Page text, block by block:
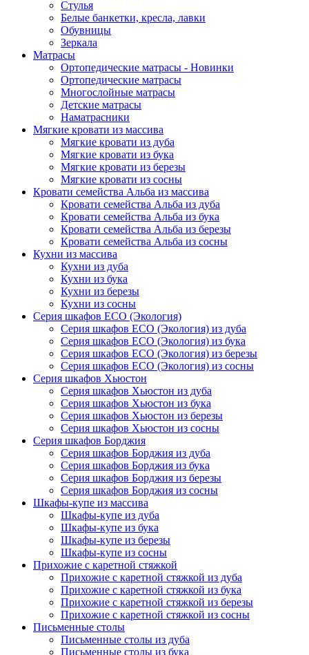
Стулья
Белые банкетки, кресла, лавки
Обувницы
Зеркала
Матрасы
Ортопедические матрасы - Новинки
Ортопедические матрасы
Многослойные матрасы
Детские матрасы
Наматрасники
Мягкие кровати из массива
Мягкие кровати из дуба
Мягкие кровати из бука
Мягкие кровати из березы
Мягкие кровати из сосны
Кровати семейства Альба из массива
Кровати семейства Альба из дуба
Кровати семейства Альба из бука
Кровати семейства Альба из березы
Кровати семейства Альба из сосны
Кухни из массива
Кухни из дуба
Кухни из бука
Кухни из березы
Кухни из сосны
Серия шкафов ECO (Экология)
Серия шкафов ECO (Экология) из дуба
Серия шкафов ECO (Экология) из бука
Серия шкафов ECO (Экология) из березы
Серия шкафов ECO (Экология) из сосны
Серия шкафов Хьюстон
Серия шкафов Хьюстон из дуба
Серия шкафов Хьюстон из бука
Серия шкафов Хьюстон из березы
Серия шкафов Хьюстон из сосны
Серия шкафов Борджия
Серия шкафов Борджия из дуба
Серия шкафов Борджия из бука
Серия шкафов Борджия из березы
Серия шкафов Борджия из сосны
Шкафы-купе из массива
Шкафы-купе из дуба
Шкафы-купе из бука
Шкафы-купе из березы
Шкафы-купе из сосны
Прихожие с каретной стяжкой
Прихожие с каретной стяжкой из дуба
Прихожие с каретной стяжкой из бука
Прихожие с каретной стяжкой из березы
Прихожие с каретной стяжкой из сосны
Письменные столы
Письменные столы из дуба
Письменные столы из бука